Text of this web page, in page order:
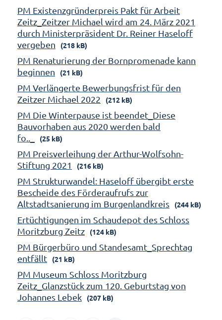
PM Existenzgründerpreis Pakt für Arbeit
Zeitz_Zeitzer Michael wird am 24. März 2021
durch Ministerpräsident Dr. Reiner Haseloff
vergeben
(218 kB)
PM Renaturierung der Bornpromenade kann
beginnen
(21 kB)
PM Verlängerte Bewerbungsfrist für den
Zeitzer Michael 2022
(212 kB)
PM Die Winterpause ist beendet_Diese
Bauvorhaben aus 2020 werden bald
fo.._
(25 kB)
PM Preisverleihung der Arthur-Wolfsohn-
Stiftung 2021
(216 kB)
PM Strukturwandel: Haseloff übergibt erste
Bescheide des Förderaufrufs zur
Altstadtsanierung im Burgenlandkreis
(244 kB)
Ertüchtigungen im Schaudepot des Schloss
Moritzburg Zeitz
(124 kB)
PM Bürgerbüro und Standesamt_Sprechtag
entfällt
(21 kB)
PM Museum Schloss Moritzburg
Zeitz_Glanzstück zum 120. Geburtstag von
Johannes Lebek
(207 kB)